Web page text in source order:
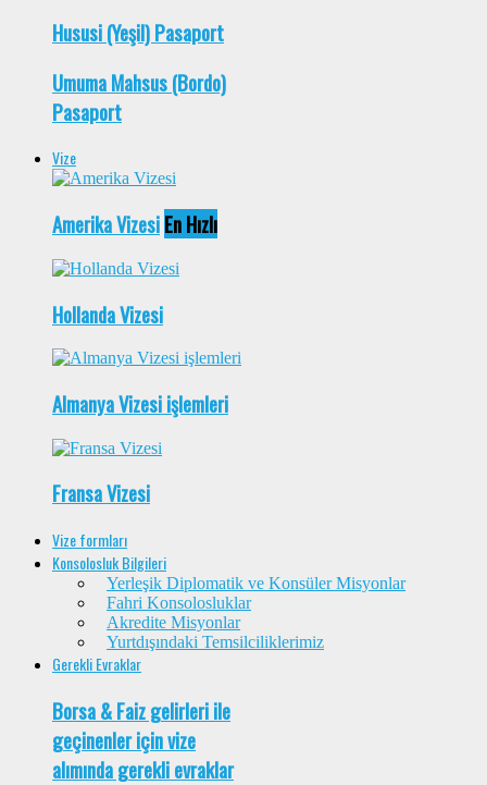
Hususi (Yeşil) Pasaport
Umuma Mahsus (Bordo)
Pasaport
Vize
Amerika VizesiEn Hızlı
Hollanda Vizesi
Almanya Vizesi işlemleri
Fransa Vizesi
Vize formları
Konsolosluk Bilgileri
Yerleşik Diplomatik ve Konsüler Misyonlar
Fahri Konsolosluklar
Akredite Misyonlar
Yurtdışındaki Temsilciliklerimiz
Gerekli Evraklar
Borsa & Faiz gelirleri ile
geçinenler için vize
alımında gerekli evraklar